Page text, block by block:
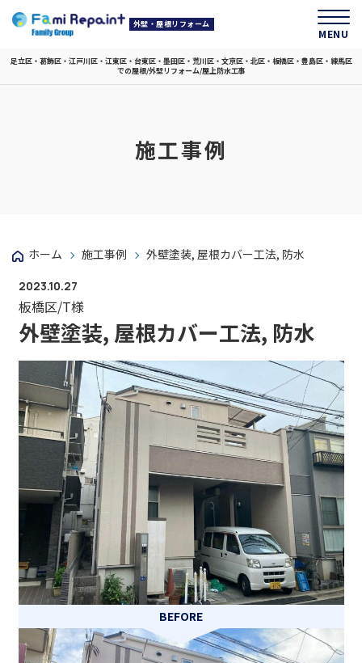
外壁・屋根リフォーム
足立区・葛飾区・江戸川区・江東区・台東区・墨田区・荒川区・文京区・北区・板橋区・豊島区・練馬区
での屋根/外壁リフォーム/屋上防水工事
MENU
施工事例
ホーム 施工事例 外壁塗装, 屋根カバー工法, 防水
2023.10.27
板橋区/T様
外壁塗装, 屋根カバー工法, 防水
BEFORE